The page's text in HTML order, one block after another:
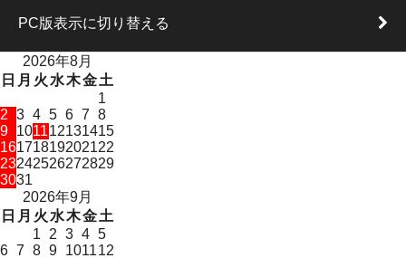
PC版表示に切り替える
2026年8月
日 月 火 水木金土
1
2 3 4 5 6 7 8
9 101112131415
16171819202122
23242526272829
3031
2026年9月
日 月 火 水木金土
1
2 3 4 5
6 7 8 9 101112